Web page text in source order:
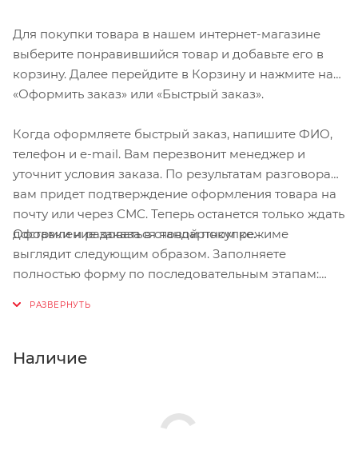
Для покупки товара в нашем интернет-магазине
выберите понравившийся товар и добавьте его в
корзину. Далее перейдите в Корзину и нажмите на
«Оформить заказ» или «Быстрый заказ».
Когда оформляете быстрый заказ, напишите ФИО,
телефон и e-mail. Вам перезвонит менеджер и
уточнит условия заказа. По результатам разговора
вам придет подтверждение оформления товара на
почту или через СМС. Теперь останется только ждать
доставки и радоваться новой покупке.
Оформление заказа в стандартном режиме
выглядит следующим образом. Заполняете
полностью форму по последовательным этапам:
Нажмите кнопку «Оформить заказ».
Наличие